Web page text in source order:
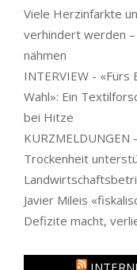
Viele Herzinfarkte
verhindert werden
nähmen
INTERVIEW -
Wahl»: Ein
bei Hitze
Trockenheit
Javier Mileis
Defizite macht,